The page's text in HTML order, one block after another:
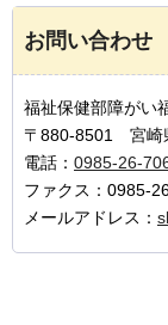
お問い合わせ
福祉保健部障がい
〒880-8501 宮崎
電話： 0985-26-
ファクス：0985-
メールアドレス：